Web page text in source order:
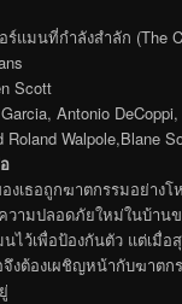
ร์แมนที่กำลังสำลัก (The
Scott
Antonio
Roland Walpole,Blane
งเธอถูกฆาตกรรมอย่าง
วามปลอดภัยใหม่ในบ้านข
ไว้เพื่อป้องกันตัว แต่เมื่อ
งต้องเผชิญหน้ากับฆาตก